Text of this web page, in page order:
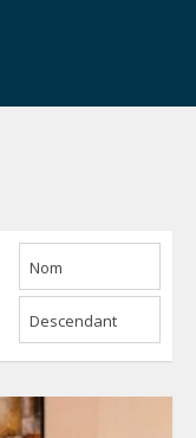
Nom
Descendant